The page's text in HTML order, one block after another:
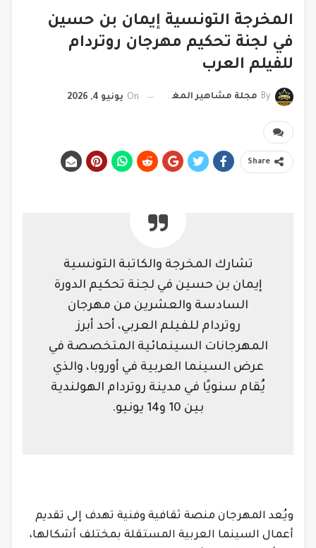
المخرجة التونسية إيمان بن حسين
في لجنة تحكيم مهرجان روتردام
للفيلم العرب
By مجلة مشاهير المغرب On يونيو 4, 2026
Share
تشارك المخرجة والكاتبة التونسية
إيمان بن حسين في لجنة تحكيم الدورة
السادسة والعشرين من مهرجان
روتردام للفيلم العربي، أحد أبرز
المهرجانات السينمائية المتخصصة في
عرض السينما العربية في أوروبا، والذي
يُقام سنويًا في مدينة روتردام الهولندية
بين 10 و14 يونيو.
ويُعد المهرجان منصة ثقافية وفنية تهدف إلى تقديم
أعمال السينما العربية المستقلة بمختلف أشكالها،